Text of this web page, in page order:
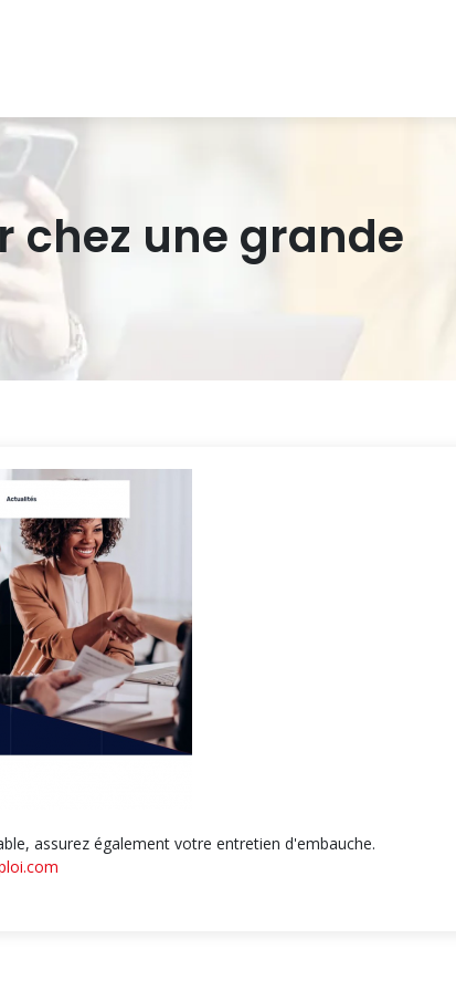
chez une grande
assurez également votre entretien d'embauche.